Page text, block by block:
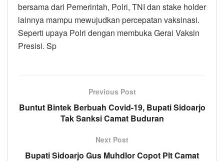
bersama dari Pemerintah, Polri, TNI dan stake holder
lainnya mampu mewujudkan percepatan vaksinasi.
Seperti upaya Polri dengan membuka Gerai Vaksin
Presisi. Sp
Previous Post
Buntut Bintek Berbuah Covid-19, Bupati Sidoarjo
Tak Sanksi Camat Buduran
Next Post
Bupati Sidoarjo Gus Muhdlor Copot Plt Camat